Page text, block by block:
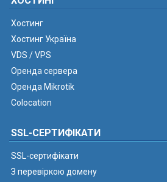
Хостинг
Хостинг Україна
VDS / VPS
Оренда сервера
Оренда Mikrotik
Colocation
SSL-СЕРТИФІКАТИ
SSL-сертифікати
З перевіркою домену